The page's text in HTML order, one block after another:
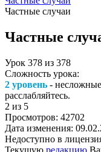
Частные случаи
Частные
Урок 378 из 378
Сложность урока:
2 уровень -
расслабляйтесь.
2 из 5
Просмотров: 42702
Дата изменения:
Недоступно в
Текущую редакцию